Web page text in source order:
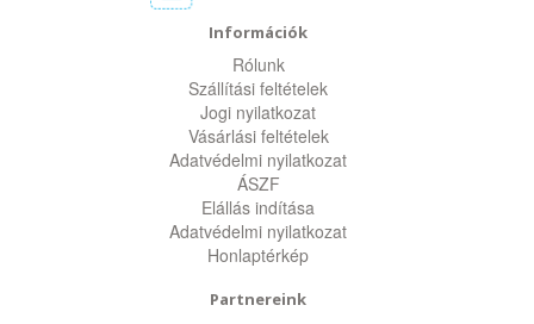
Információk
Rólunk
Szállítási feltételek
Jogi nyilatkozat
Vásárlási feltételek
Adatvédelmi nyilatkozat
ÁSZF
Elállás indítása
Adatvédelmi nyilatkozat
Honlaptérkép
Partnereink